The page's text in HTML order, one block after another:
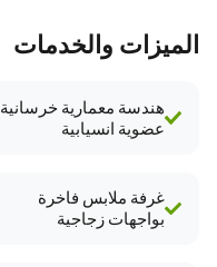
الميزات والخدمات
هندسة معمارية خرسانية
عضوية انسيابية
غرفة ملابس فاخرة
بواجهات زجاجية